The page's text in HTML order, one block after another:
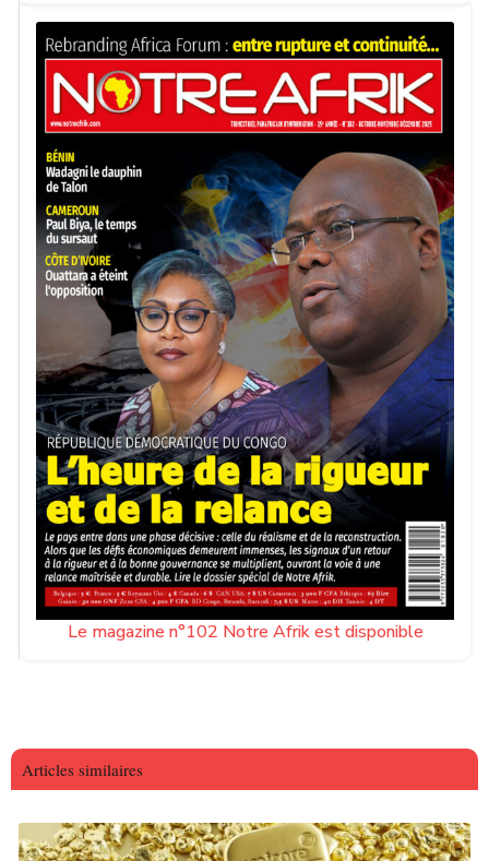
Le magazine n°102 Notre Afrik est disponible
Articles similaires